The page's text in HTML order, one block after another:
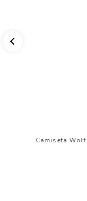
Regata Lobo